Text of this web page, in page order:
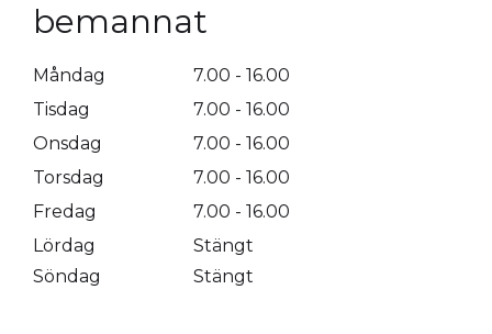
bemannat
Måndag
7.00 - 16.00
Tisdag
7.00 - 16.00
Onsdag
7.00 - 16.00
Torsdag
7.00 - 16.00
Fredag
7.00 - 16.00
Lördag
Söndag
Stängt
Stängt